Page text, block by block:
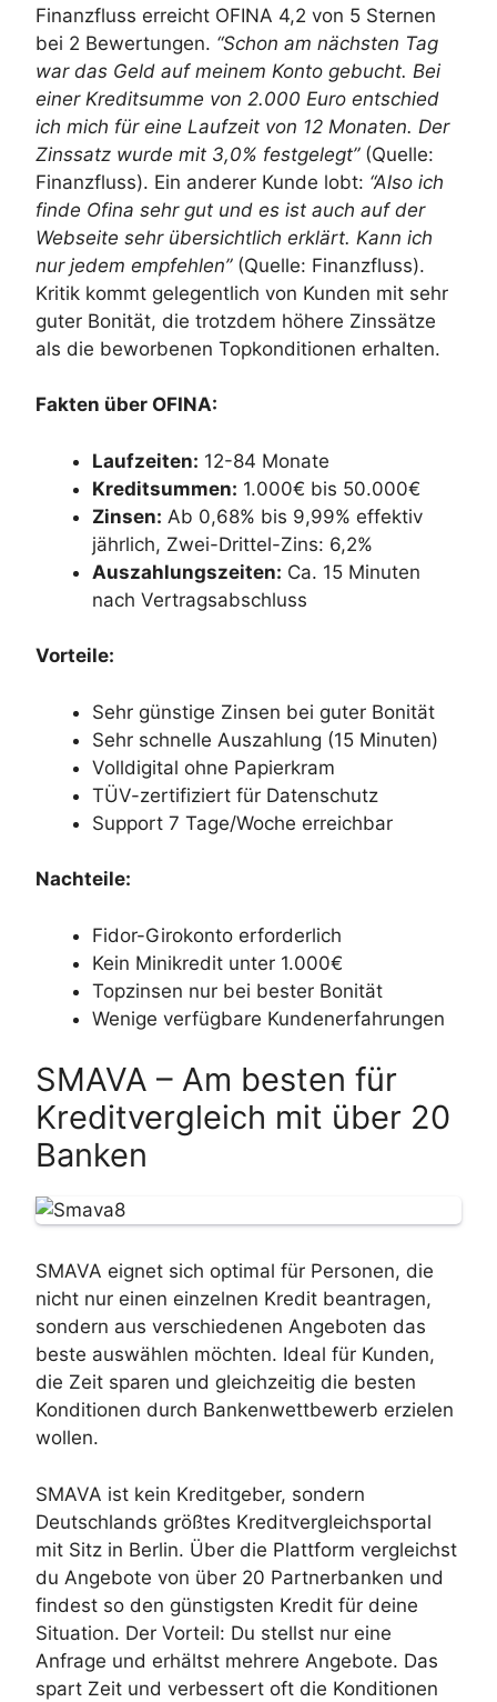
Finanzfluss erreicht OFINA 4,2 von 5 Sternen
bei 2 Bewertungen. “Schon am nächsten Tag
war das Geld auf meinem Konto gebucht. Bei
einer Kreditsumme von 2.000 Euro entschied
ich mich für eine Laufzeit von 12 Monaten. Der
Zinssatz wurde mit 3,0% festgelegt”(Quelle:
Finanzfluss). Ein anderer Kunde lobt: “Also ich
finde Ofina sehr gut und es ist auch auf der
Webseite sehr übersichtlich erklärt. Kann ich
nur jedem empfehlen”(Quelle: Finanzfluss).
Kritik kommt gelegentlich von Kunden mit sehr
guter Bonität, die trotzdem höhere Zinssätze
als die beworbenen Topkonditionen erhalten.
Fakten über OFINA:
Laufzeiten: 12-84 Monate
Kreditsummen: 1.000€ bis 50.000€
Zinsen: Ab 0,68% bis 9,99% effektiv
jährlich, Zwei-Drittel-Zins: 6,2%
Auszahlungszeiten: Ca. 15 Minuten
nach Vertragsabschluss
Vorteile:
Sehr günstige Zinsen bei guter Bonität
Sehr schnelle Auszahlung (15 Minuten)
Volldigital ohne Papierkram
TÜV-zertifiziert für Datenschutz
Support 7 Tage/Woche erreichbar
Nachteile:
Fidor-Girokonto erforderlich
Kein Minikredit unter 1.000€
Topzinsen nur bei bester Bonität
Wenige verfügbare Kundenerfahrungen
SMAVA – Am besten für
Kreditvergleich mit über 20
Banken
SMAVA eignet sich optimal für Personen, die
nicht nur einen einzelnen Kredit beantragen,
sondern aus verschiedenen Angeboten das
beste auswählen möchten. Ideal für Kunden,
die Zeit sparen und gleichzeitig die besten
Konditionen durch Bankenwettbewerb erzielen
wollen.
SMAVA ist kein Kreditgeber, sondern
Deutschlands größtes Kreditvergleichsportal
mit Sitz in Berlin. Über die Plattform vergleichst
du Angebote von über 20 Partnerbanken und
findest so den günstigsten Kredit für deine
Situation. Der Vorteil: Du stellst nur eine
Anfrage und erhältst mehrere Angebote. Das
spart Zeit und verbessert oft die Konditionen